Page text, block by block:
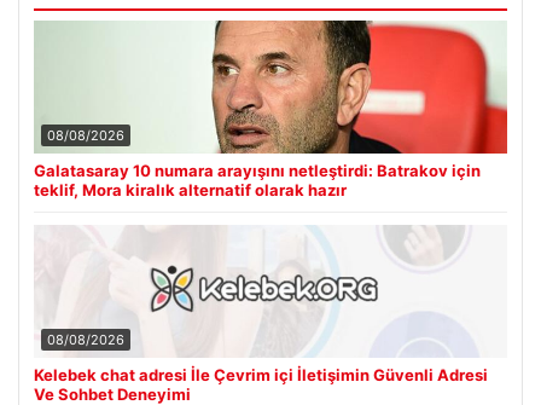
08/08/2026
Galatasaray 10 numara arayışını netleştirdi: Batrakov için
teklif, Mora kiralık alternatif olarak hazır
08/08/2026
Kelebek chat adresi İle Çevrim içi İletişimin Güvenli Adresi
Ve Sohbet Deneyimi